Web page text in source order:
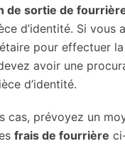
de sortie de
d’identité. Si vous
pour effectuer
avoir une
d’identité.
cas, prévoyez un
frais de fourrière